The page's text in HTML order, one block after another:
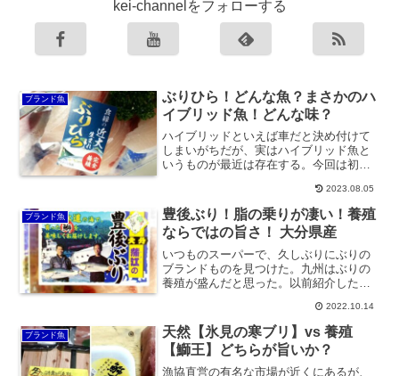
kei-channelをフォローする
ブランド魚
ぶりひら！どんな魚？まさかのハ
イブリッド魚！どんな味？
ハイブリッドといえば車だと決め付けて
しまいがちだが、実はハイブリッド魚と
いうものが最近は存在する。今回は初め
ブリとヒラマサの良いところをかけあわ
せた魚らしい。実は近くにある近畿大学
水産...
2023.08.05
ブランド魚
豊後ぶり！脂の乗りが凄い！養殖
ならではの旨さ！ 大分県産
いつものスーパーで、久しぶりにぶりの
ブランドものを見つけた。九州はぶりの
養殖が盛んだと思った。以前紹介した鰤
う大分と四国の間の海域で養殖されてい
る 豊後ぶり。パッケージの写真に写る生
産...
2022.10.14
ブランド魚
天然【氷見の寒ブリ】vs 養殖
【鰤王】どちらが旨いか？
漁協直営の有名な市場が近くにあるが、